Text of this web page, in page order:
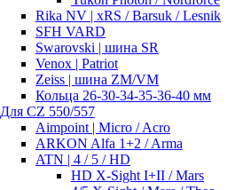
Rika NV | xRS / Barsuk / Lesnik
SFH VARD
Swarovski | шина SR
Venox | Patriot
Zeiss | шина ZM/VM
Кольца 26-30-34-35-36-40 мм
Для CZ 550/557
Aimpoint | Micro / Acro
ARKON Alfa 1+2 / Arma
ATN | 4 / 5 / HD
HD X-Sight I+II / Mars